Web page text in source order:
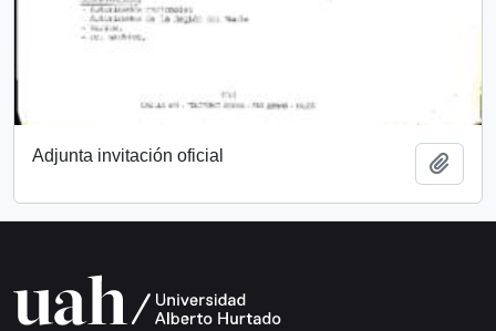
Adjunta invitación oficial